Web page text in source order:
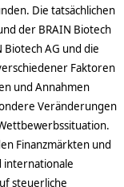
Die tatsächlichen
der BRAIN Biotech
AG und die
Faktoren
und Annahmen
Veränderungen
Finanzmärkten und
internationale
steuerliche